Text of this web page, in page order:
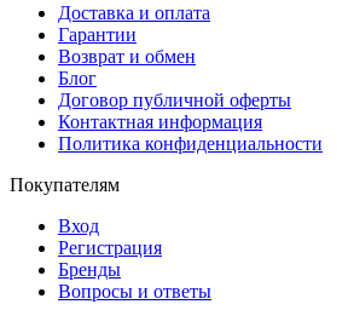
Доставка и оплата
Гарантии
Возврат и обмен
Блог
Договор публичной оферты
Контактная информация
Политика конфиденциальности
Покупателям
Вход
Регистрация
Бренды
Вопросы и ответы